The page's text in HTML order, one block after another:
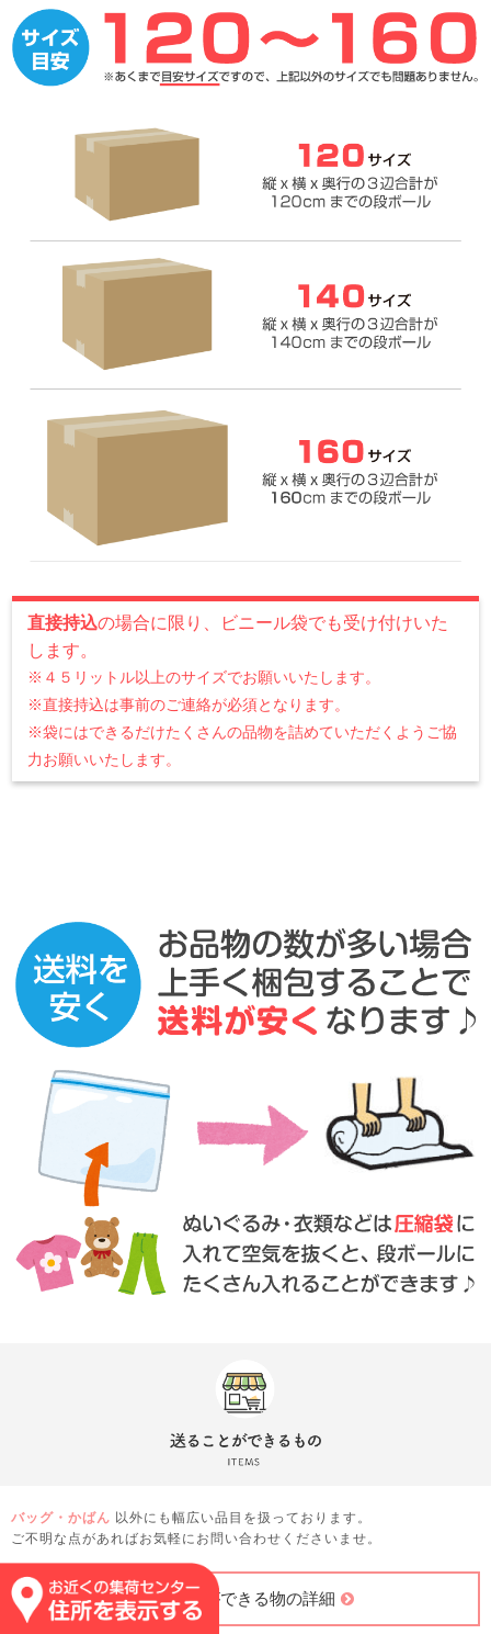
直接持込の場合に限り、ビニール袋でも受け付けいた
します。
※４５リットル以上のサイズでお願いいたします。
※直接持込は事前のご連絡が必須となります。
※袋にはできるだけたくさんの品物を詰めていただくようご協
力お願いいたします。
バッグ・かばん 以外にも幅広い品目を扱っております。
ご不明な点があればお気軽にお問い合わせくださいませ。
送ることができる物の詳細